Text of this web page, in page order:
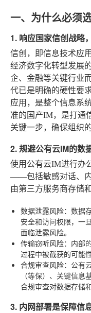
一、为什么必须
1. 响应国家信创战略
信创，即信息技术应
经济数字化转型发展
企、金融等关键行业
代已是明确的硬性要
应用，是整个信息系
准的国产IM，是打通
关键一步，确保组织
2. 规避公有云IM的数
使用公有云IM进行办
——包括敏感对话、
由第三方服务商存储
数据泄露风险：数据
安全和访问权限，一
面临泄露风险。
传输窃听风险：内部
过程中被截获的可能性
合规审查风险：公有
（等保）、关键信
合规审查对数据存储
3. 内网部署是保障信